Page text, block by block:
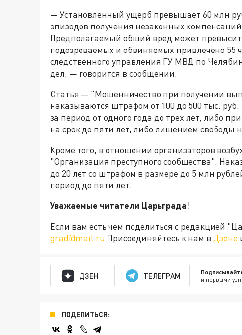
— Установленный ущерб превышает 60 млн
эпизодов получения незаконных
Предполагаемый общий вред может
подозреваемых и обвиняемых привлечено 55
следственного управления ГУ МВД по
дел, — говорится в сообщении.
Статья — "Мошенничество при получении
наказываются штрафом от 100 до 500 тыс.
за период от одного года до трех лет, либо
на срок до пяти лет, либо лишением свободы
Кроме того, в отношении организаторов
"Организация преступного сообщества".
до 20 лет со штрафом в размере до 5 млн
период до пяти лет.
Уважаемые читатели Царьграда!
Если вам есть чем поделиться с редакцией
grad@mail.ru Присоединяйтесь к нам в Дзене
ДЗЕН ТЕЛЕГРАМ и первыми
ПОДЕЛИТЬСЯ: